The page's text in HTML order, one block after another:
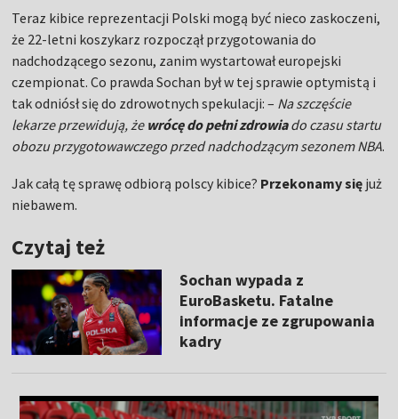
Teraz kibice reprezentacji Polski mogą być nieco zaskoczeni,
że 22-letni koszykarz rozpoczął przygotowania do
nadchodzącego sezonu, zanim wystartował europejski
czempionat. Co prawda Sochan był w tej sprawie optymistą i
tak odniósł się do zdrowotnych spekulacji: – Na szczęście
lekarze przewidują, że wrócę do pełni zdrowiado czasu startu
obozu przygotowawczego przed nadchodzącym sezonem NBA.
Jak całą tę sprawę odbiorą polscy kibice? Przekonamy się już
niebawem.
Czytaj też
Sochan wypada z
EuroBasketu. Fatalne
informacje ze zgrupowania
kadry